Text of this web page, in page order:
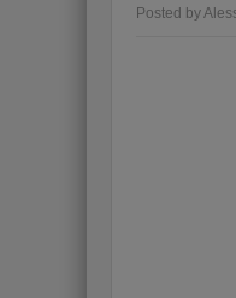
Posted by